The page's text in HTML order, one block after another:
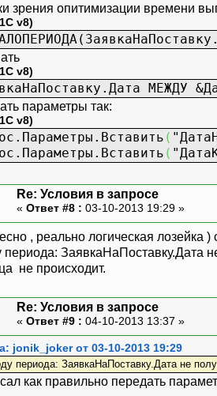
зрения опитимизации времени
v8)
v8)
МЕЖДУ
параметры так:
v8)
(
(
Re: Условия в запросе
« Ответ #8 : 03-10-2013 19:29 »
, реально логическая лозейка
периода: ЗаявкаНаПоставку.Дата
не происходит.
Re: Условия в запросе
« Ответ #9 : 04-10-2013 13:37 »
jonik_joker от 03-10-2013 19:29
периода: ЗаявкаНаПоставку.Дата не
как правильно передать